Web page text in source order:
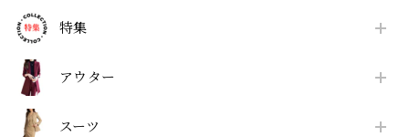
特集
アウター
スーツ